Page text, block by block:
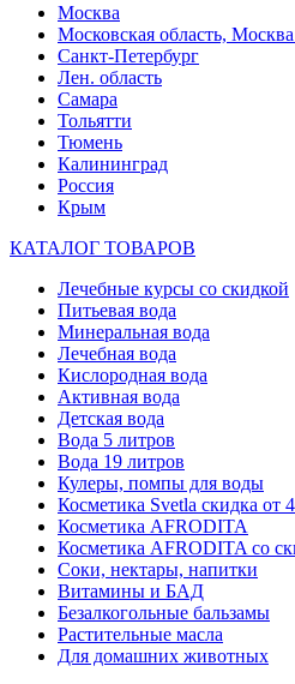
Москва
Московская область,
Санкт-Петербург
Лен. область
Самара
Тольятти
Тюмень
Калининград
Россия
Крым
КАТАЛОГ ТОВАРОВ
Лечебные курсы со скидкой
Питьевая вода
Минеральная вода
Лечебная вода
Кислородная вода
Активная вода
Детская вода
Вода 5 литров
Вода 19 литров
Кулеры, помпы для воды
Косметика Svetla скидка от
Косметика AFRODITA
Косметика AFRODITA со
Соки, нектары, напитки
Витамины и БАД
Безалкогольные бальзамы
Растительные масла
Для домашних животных